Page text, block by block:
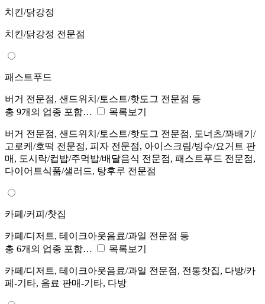
치킨/닭강정
치킨/닭강정 전문점
패스트푸드
버거 전문점, 샌드위치/토스트/핫도그 전문점 등
총 9개의 업종 포함…
목록보기
버거 전문점, 샌드위치/토스트/핫도그 전문점, 도너츠/꽈배기/
고로케/호떡 전문점, 피자 전문점, 아이스크림/빙수/요거트 판
매, 도시락/컵밥/주먹밥/배달음식 전문점, 패스트푸드 전문점,
다이어트식품/샐러드, 탕후루 전문점
카페/커피/찻집
카페/디저트, 테이크아웃음료/과일 전문점 등
총 6개의 업종 포함…
목록보기
카페/디저트, 테이크아웃음료/과일 전문점, 전통찻집, 다방/카
페-기타, 음료 판매-기타, 다방